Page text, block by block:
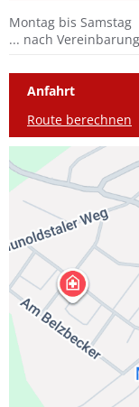
Montag bis Samstag
... nach
Anfahrt
Route berechnen